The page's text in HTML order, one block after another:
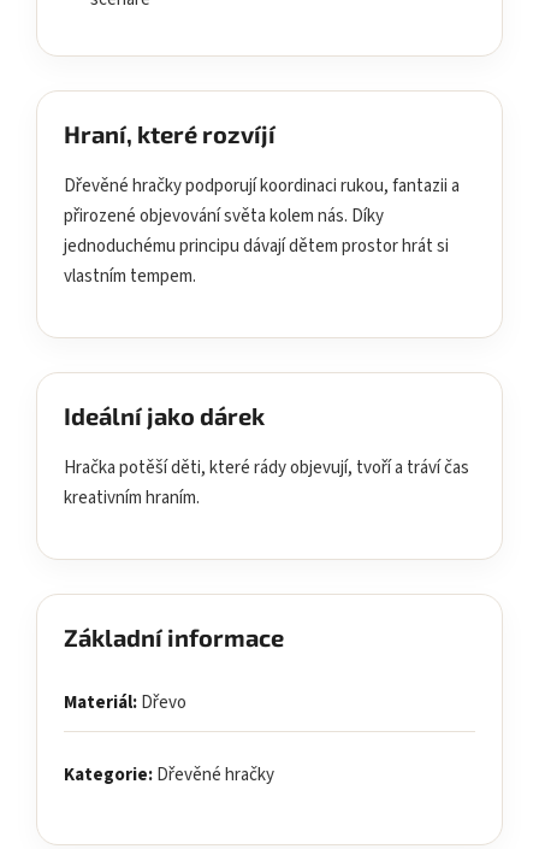
Hraní, které rozvíjí
Dřevěné hračky podporují koordinaci rukou, fantazii a
přirozené objevování světa kolem nás. Díky
jednoduchému principu dávají dětem prostor hrát si
vlastním tempem.
Ideální jako dárek
Hračka potěší děti, které rády objevují, tvoří a tráví čas
kreativním hraním.
Základní informace
Materiál:Dřevo
Kategorie:Dřevěné hračky